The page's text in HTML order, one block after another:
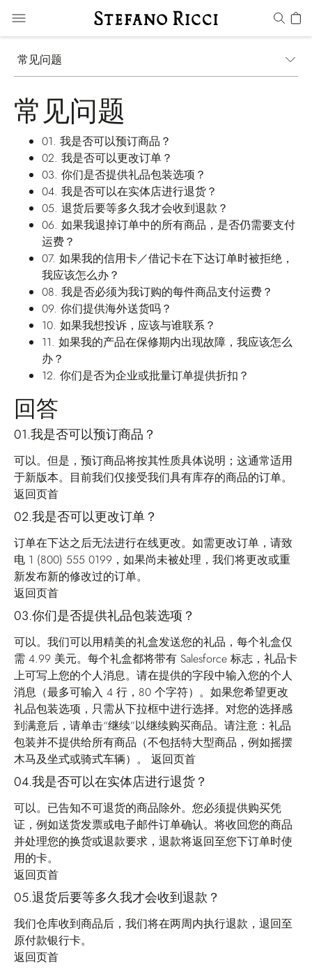
常见问题
常见问题
01. 我是否可以预订商品？
02. 我是否可以更改订单？
03. 你们是否提供礼品包装选项？
04. 我是否可以在实体店进行退货？
05. 退货后要等多久我才会收到退款？
06. 如果我退掉订单中的所有商品，是否仍需要支付
运费？
07. 如果我的信用卡／借记卡在下达订单时被拒绝，
我应该怎么办？
08. 我是否必须为我订购的每件商品支付运费？
09. 你们提供海外送货吗？
10. 如果我想投诉，应该与谁联系？
11. 如果我的产品在保修期内出现故障，我应该怎么
办？
12. 你们是否为企业或批量订单提供折扣？
回答
01.我是否可以预订商品？
可以。但是，预订商品将按其性质具体说明；这通常适用
于新版本。目前我们仅接受我们具有库存的商品的订单。
返回页首
02.我是否可以更改订单？
订单在下达之后无法进行在线更改。如需更改订单，请致
电 1 (800) 555 0199，如果尚未被处理，我们将更改或重
新发布新的修改过的订单。
返回页首
03.你们是否提供礼品包装选项？
可以。我们可以用精美的礼盒发送您的礼品，每个礼盒仅
需 4.99 美元。每个礼盒都将带有 Salesforce 标志，礼品卡
上可写上您的个人消息。请在提供的字段中输入您的个人
消息（最多可输入 4 行，80 个字符）。如果您希望更改
礼品包装选项，只需从下拉框中进行选择。对您的选择感
到满意后，请单击“继续”以继续购买商品。请注意：礼品
包装并不提供给所有商品（不包括特大型商品，例如摇摆
木马及坐式或骑式车辆）。 返回页首
04.我是否可以在实体店进行退货？
可以。已告知不可退货的商品除外。您必须提供购买凭
证，例如送货发票或电子邮件订单确认。将收回您的商品
并处理您的换货或退款要求，退款将返回至您下订单时使
用的卡。
返回页首
05.退货后要等多久我才会收到退款？
我们仓库收到商品后，我们将在两周内执行退款，退回至
原付款银行卡。
返回页首